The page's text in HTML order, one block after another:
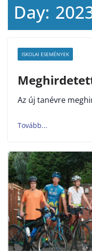
Day:
ISKOLAI ESEMÉNYEK
Az új tanévre